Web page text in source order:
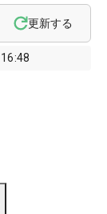
16:48
更新する